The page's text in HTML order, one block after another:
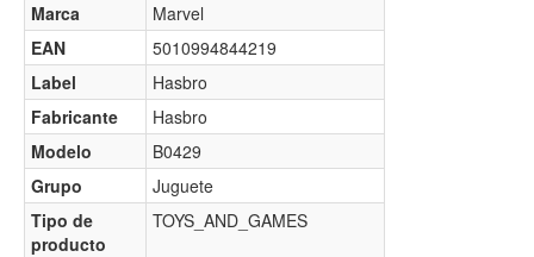
Marca
Marvel
EAN
5010994844219
Label
Hasbro
Fabricante
Hasbro
Modelo
B0429
Grupo
Juguete
Tipo de
producto
TOYS_AND_GAMES